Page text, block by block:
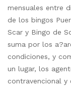
mensuales entre
de los bingos
Scar y Bingo de
suma por los
condiciones, y
un lugar, los
contravencional y